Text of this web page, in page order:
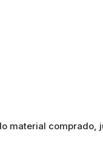
material comprado,